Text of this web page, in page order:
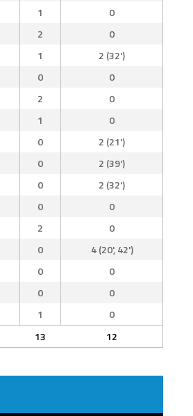
1
0
2
0
1
2 (32')
0
0
2
0
1
0
0
2 (21')
0
2 (39')
0
2 (32')
0
0
2
0
0
4 (20', 42')
0
0
0
0
1
0
13 12